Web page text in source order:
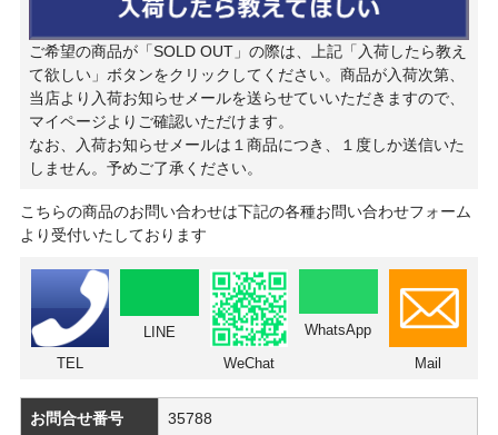
ご希望の商品が「SOLD OUT」の際は、上記「入荷したら教え
て欲しい」ボタンをクリックしてください。商品が入荷次第、
当店より入荷お知らせメールを送らせていいただきますので、
マイページよりご確認いただけます。
なお、入荷お知らせメールは１商品につき、１度しか送信いた
しません。予めご了承ください。
こちらの商品のお問い合わせは下記の各種お問い合わせフォーム
より受付いたしております
TEL
LINE
WeChat
WhatsApp
Mail
お問合せ番号 35788